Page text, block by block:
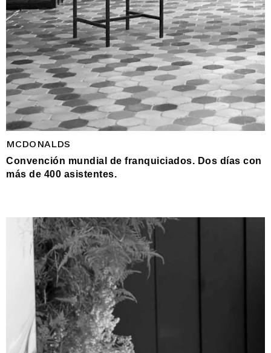
MCDONALDS
Convención mundial de franquiciados. Dos días con
más de 400 asistentes.